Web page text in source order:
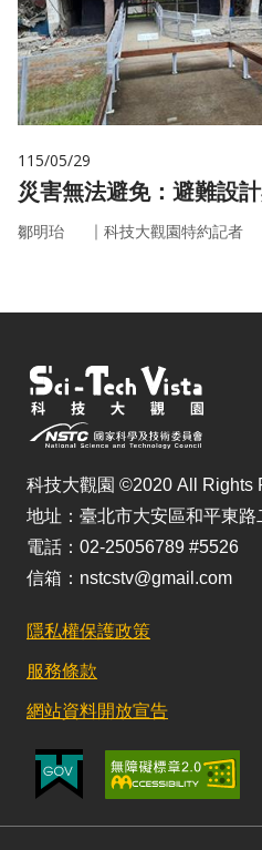
115/05/29
災害無法避免：避難設
鄒明珆 ｜ 科技大觀園特約記者
科技大觀園 ©2020 All Rights
地址：臺北市大安區和平東
電話：02-25056789 #5526
信箱：nstcstv@gmail.com
隱私權保護政策
服務條款
網站資料開放宣告